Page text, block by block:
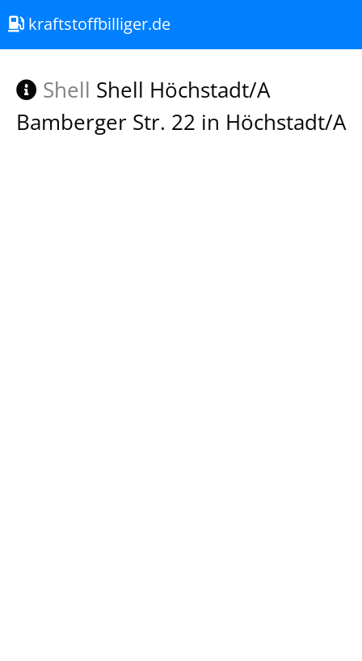
kraftstoffbilliger.de
Shell Shell Höchstadt/A
Bamberger Str. 22 in Höchstadt/A